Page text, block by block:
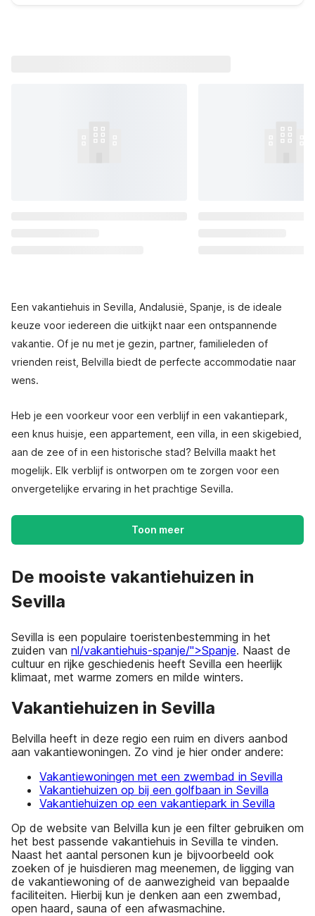
Een vakantiehuis in Sevilla, Andalusië, Spanje, is de ideale
keuze voor iedereen die uitkijkt naar een ontspannende
vakantie. Of je nu met je gezin, partner, familieleden of
vrienden reist, Belvilla biedt de perfecte accommodatie naar
wens.
Heb je een voorkeur voor een verblijf in een vakantiepark,
een knus huisje, een appartement, een villa, in een skigebied,
aan de zee of in een historische stad? Belvilla maakt het
mogelijk. Elk verblijf is ontworpen om te zorgen voor een
onvergetelijke ervaring in het prachtige Sevilla.
Toon meer
De mooiste vakantiehuizen in
Sevilla
Sevilla is een populaire toeristenbestemming in het
zuiden van nl/vakantiehuis-spanje/">Spanje. Naast de
cultuur en rijke geschiedenis heeft Sevilla een heerlijk
klimaat, met warme zomers en milde winters.
Vakantiehuizen in Sevilla
Belvilla heeft in deze regio een ruim en divers aanbod
aan vakantiewoningen. Zo vind je hier onder andere:
Vakantiewoningen met een zwembad in Sevilla
Vakantiehuizen op bij een golfbaan in Sevilla
Vakantiehuizen op een vakantiepark in Sevilla
Op de website van Belvilla kun je een filter gebruiken om
het best passende vakantiehuis in Sevilla te vinden.
Naast het aantal personen kun je bijvoorbeeld ook
zoeken of je huisdieren mag meenemen, de ligging van
de vakantiewoning of de aanwezigheid van bepaalde
faciliteiten. Hierbij kun je denken aan een zwembad,
open haard, sauna of een afwasmachine.